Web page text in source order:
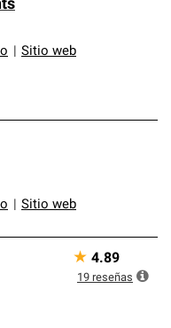
de techos
y requisitos estrictos
Sitio web
Sitio web
★ 4.89
19 reseñas